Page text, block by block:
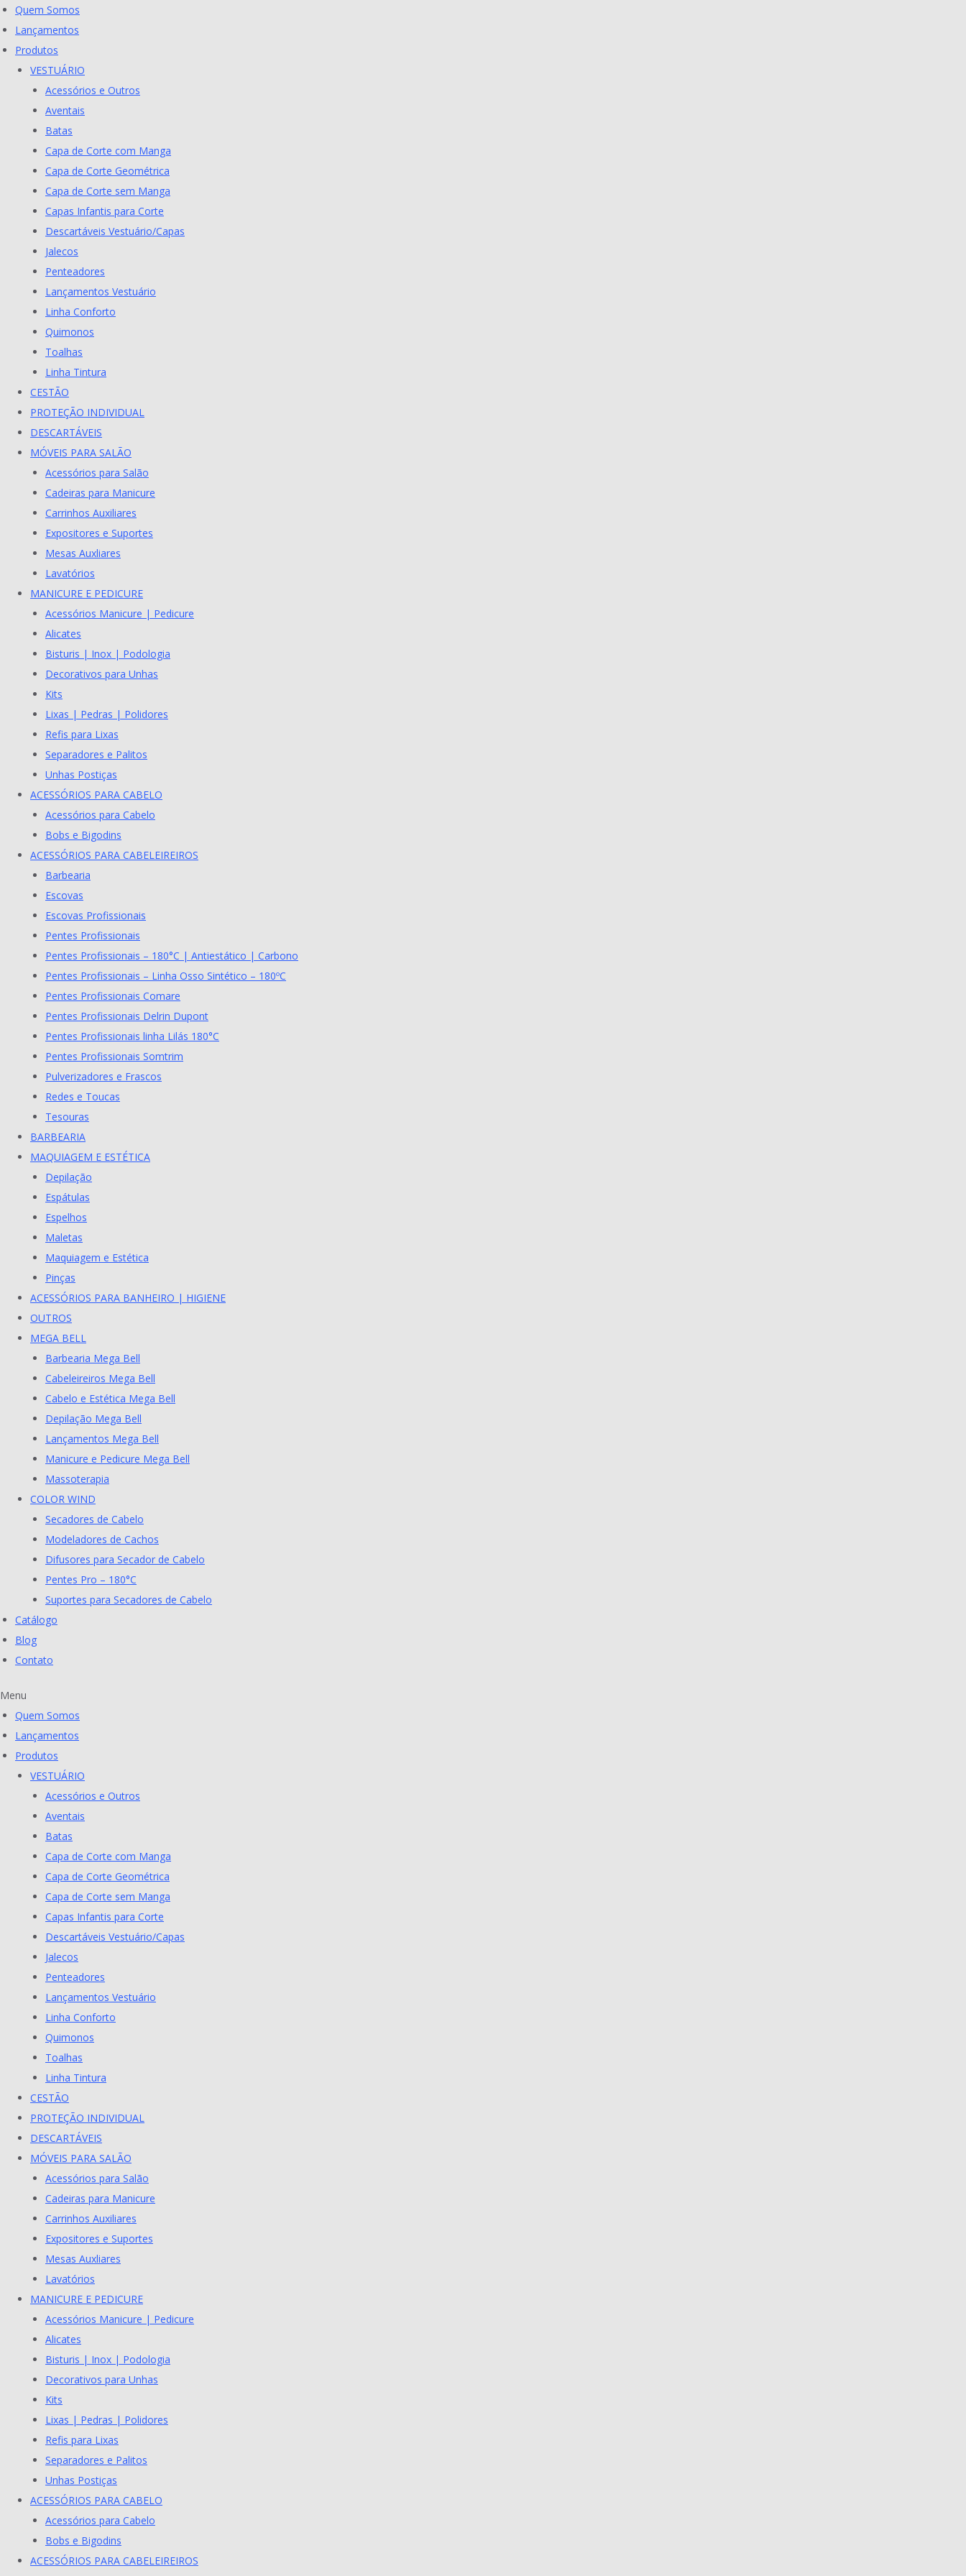
Skip
to
content
Quem Somos
Lançamentos
Produtos
VESTUÁRIO
Acessórios e Outros
Aventais
Batas
Capa de Corte com Manga
Capa de Corte Geométrica
Capa de Corte sem Manga
Capas Infantis para Corte
Descartáveis Vestuário/Capas
Jalecos
Penteadores
Lançamentos Vestuário
Linha Conforto
Quimonos
Toalhas
Linha Tintura
CESTÃO
PROTEÇÃO INDIVIDUAL
DESCARTÁVEIS
MÓVEIS PARA SALÃO
Acessórios para Salão
Cadeiras para Manicure
Carrinhos Auxiliares
Expositores e Suportes
Mesas Auxliares
Lavatórios
MANICURE E PEDICURE
Acessórios Manicure | Pedicure
Alicates
Bisturis | Inox | Podologia
Decorativos para Unhas
Kits
Lixas | Pedras | Polidores
Refis para Lixas
Separadores e Palitos
Unhas Postiças
ACESSÓRIOS PARA CABELO
Acessórios para Cabelo
Bobs e Bigodins
ACESSÓRIOS PARA CABELEIREIROS
Barbearia
Escovas
Escovas Profissionais
Pentes Profissionais
Pentes Profissionais – 180°C | Antiestático | Carbono
Pentes Profissionais – Linha Osso Sintético – 180ºC
Pentes Profissionais Comare
Pentes Profissionais Delrin Dupont
Pentes Profissionais linha Lilás 180°C
Pentes Profissionais Somtrim
Pulverizadores e Frascos
Redes e Toucas
Tesouras
BARBEARIA
MAQUIAGEM E ESTÉTICA
Depilação
Espátulas
Espelhos
Maletas
Maquiagem e Estética
Pinças
ACESSÓRIOS PARA BANHEIRO | HIGIENE
OUTROS
MEGA BELL
Barbearia Mega Bell
Cabeleireiros Mega Bell
Cabelo e Estética Mega Bell
Depilação Mega Bell
Lançamentos Mega Bell
Manicure e Pedicure Mega Bell
Massoterapia
COLOR WIND
Secadores de Cabelo
Modeladores de Cachos
Difusores para Secador de Cabelo
Pentes Pro – 180°C
Suportes para Secadores de Cabelo
Catálogo
Blog
Contato
Menu
Quem Somos
Lançamentos
Produtos
VESTUÁRIO
Acessórios e Outros
Aventais
Batas
Capa de Corte com Manga
Capa de Corte Geométrica
Capa de Corte sem Manga
Capas Infantis para Corte
Descartáveis Vestuário/Capas
Jalecos
Penteadores
Lançamentos Vestuário
Linha Conforto
Quimonos
Toalhas
Linha Tintura
CESTÃO
PROTEÇÃO INDIVIDUAL
DESCARTÁVEIS
MÓVEIS PARA SALÃO
Acessórios para Salão
Cadeiras para Manicure
Carrinhos Auxiliares
Expositores e Suportes
Mesas Auxliares
Lavatórios
MANICURE E PEDICURE
Acessórios Manicure | Pedicure
Alicates
Bisturis | Inox | Podologia
Decorativos para Unhas
Kits
Lixas | Pedras | Polidores
Refis para Lixas
Separadores e Palitos
Unhas Postiças
ACESSÓRIOS PARA CABELO
Acessórios para Cabelo
Bobs e Bigodins
ACESSÓRIOS PARA CABELEIREIROS